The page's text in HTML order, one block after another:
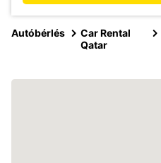
Autóbérlés
Car Rental
Qatar